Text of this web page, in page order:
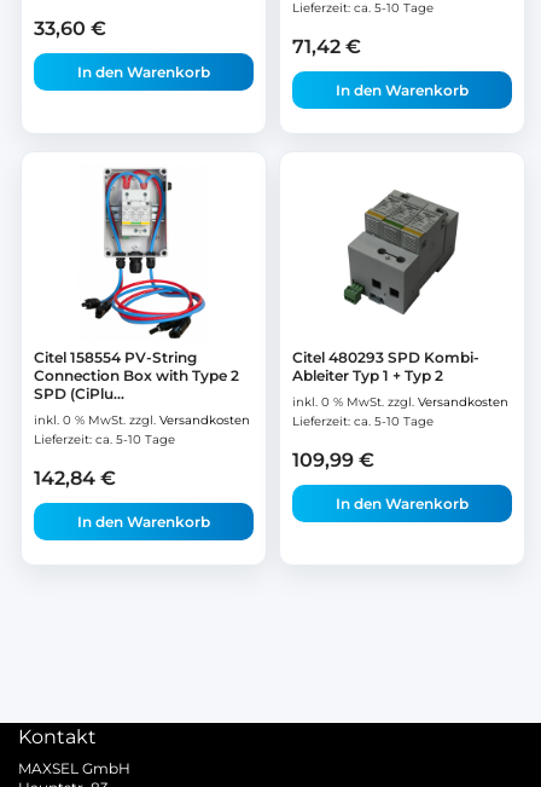
33,60 €
In den Warenkorb
Lieferzeit: ca. 5-10 Tage
71,42 €
In den Warenkorb
Citel 158554 PV-String
Connection Box with Type 2
SPD (CiPlu...
inkl. 0 % MwSt. zzgl. Versandkosten
Lieferzeit: ca. 5-10 Tage
142,84 €
In den Warenkorb
Citel 480293 SPD Kombi-
Ableiter Typ 1 + Typ 2
inkl. 0 % MwSt. zzgl. Versandkosten
Lieferzeit: ca. 5-10 Tage
109,99 €
In den Warenkorb
Kontakt
MAXSEL GmbH